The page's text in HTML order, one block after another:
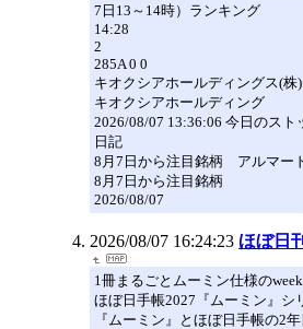
7日13～14時）ランキング
14:28
2
285A 0 0
キオクシアホールディングス(株
キオクシアホールディング
2026/08/07 13:36:06 今日のス
日記
8月7日から注目銘柄 アルマー
8月7日から注目銘柄
2026/08/07
2026/08/07 16:24:23 ほぼ日
1冊まるごとムーミン仕様の
ほぼ日手帳2027『ムーミン』シ
『ムーミン』とほぼ日手帳の2